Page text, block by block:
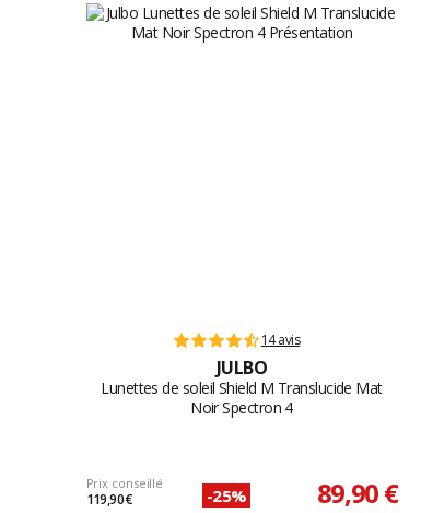
14 avis
JULBO
Lunettes de soleil Shield M Translucide Mat
Noir Spectron 4
Prix conseillé
119,90 € -25% 89,90 €